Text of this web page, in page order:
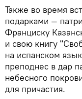
Также во время
подарками —
Франциску
и свою книгу
на испанском
преподнес в дар
небесного
для причастия.